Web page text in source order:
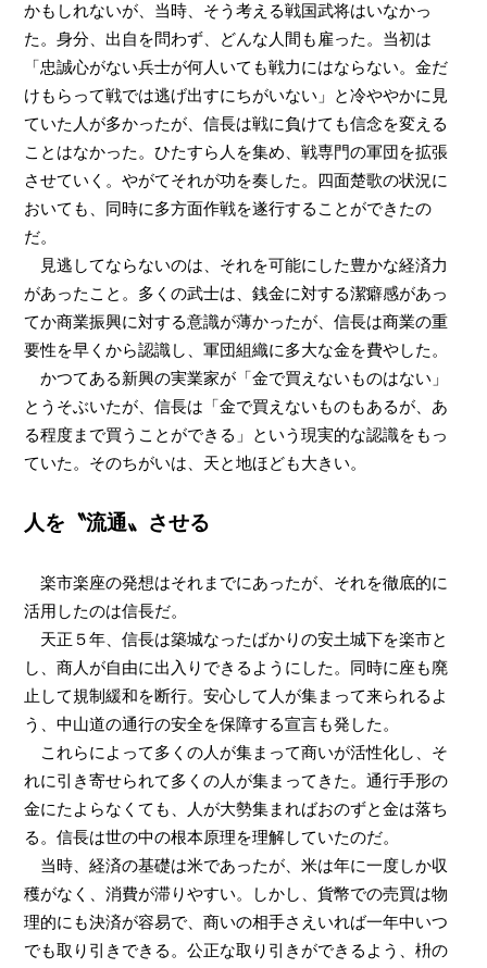
かもしれないが、当時、そう考える戦国武将はいなかっ
た。身分、出自を問わず、どんな人間も雇った。当初は
「忠誠心がない兵士が何人いても戦力にはならない。金だ
けもらって戦では逃げ出すにちがいない」と冷ややかに見
ていた人が多かったが、信長は戦に負けても信念を変える
ことはなかった。ひたすら人を集め、戦専門の軍団を拡張
させていく。やがてそれが功を奏した。四面楚歌の状況に
おいても、同時に多方面作戦を遂行することができたの
だ。
見逃してならないのは、それを可能にした豊かな経済力
があったこと。多くの武士は、銭金に対する潔癖感があっ
てか商業振興に対する意識が薄かったが、信長は商業の重
要性を早くから認識し、軍団組織に多大な金を費やした。
かつてある新興の実業家が「金で買えないものはない」
とうそぶいたが、信長は「金で買えないものもあるが、あ
る程度まで買うことができる」という現実的な認識をもっ
ていた。そのちがいは、天と地ほども大きい。
人を〝流通〟させる
楽市楽座の発想はそれまでにあったが、それを徹底的に
活用したのは信長だ。
天正５年、信長は築城なったばかりの安土城下を楽市と
し、商人が自由に出入りできるようにした。同時に座も廃
止して規制緩和を断行。安心して人が集まって来られるよ
う、中山道の通行の安全を保障する宣言も発した。
これらによって多くの人が集まって商いが活性化し、そ
れに引き寄せられて多くの人が集まってきた。通行手形の
金にたよらなくても、人が大勢集まればおのずと金は落ち
る。信長は世の中の根本原理を理解していたのだ。
当時、経済の基礎は米であったが、米は年に一度しか収
穫がなく、消費が滞りやすい。しかし、貨幣での売買は物
理的にも決済が容易で、商いの相手さえいれば一年中いつ
でも取り引きできる。公正な取り引きができるよう、枡の